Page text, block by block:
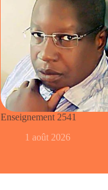
Enseignement 2541
1 août 2026